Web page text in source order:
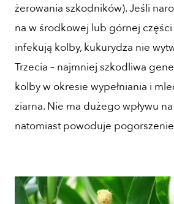
żerowania szkodników). Jeśli
na w środkowej lub górnej części
infekują kolby, kukurydza nie
Trzecia – najmniej szkodliwa
kolby w okresie wypełniania i
ziarna. Nie ma dużego wpływu
natomiast powoduje